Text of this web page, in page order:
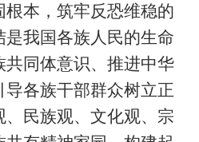
本，筑牢反恐维稳的
是我国各族人民的生命
同体意识、推进中华
导各族干部群众树立正
民族观、文化观、宗